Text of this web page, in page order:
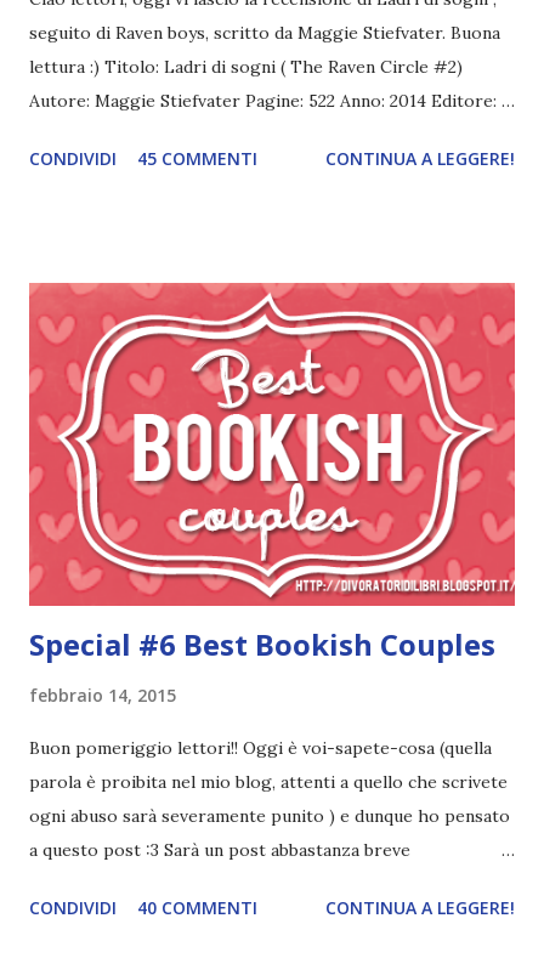
seguito di Raven boys, scritto da Maggie Stiefvater. Buona
lettura :) Titolo: Ladri di sogni ( The Raven Circle #2)
Autore: Maggie Stiefvater Pagine: 522 Anno: 2014 Editore:
risvegliata e la sua energia affiora. I ragazzi corvo, un
Con loro c’è Blue, che vive in una famiglia di veggenti tutta
al femminile. A lei è stato predetto più volte che quando
bacerà il ragazzo di cui sarà davvero innamorata, questi
morirà. Sulle prime sembra che il suo cuore batta per
Adam, ma forse è Gansey quello che ama davvero… Intanto
Ronan s’inoltra nei suoi sogni, da cui può uscire di tutto.
Del resto è uno che ama sfidare il pericolo. Mentre il
tormentato Adam, con un passato pesante alle spalle, s’ino...
CONDIVIDI 45 COMMENTI CONTINUA A LEGGERE!
Special #6 Best Bookish Couples
febbraio 14, 2015
Buon pomeriggio lettori!! Oggi è voi-sapete-cosa (quella
parola è proibita nel mio blog, attenti a quello che scrivete
ogni abuso sarà severamente punito ) e dunque ho pensato
a questo post :3 Sarà un post abbastanza breve
libresche preferite ♥ 1. The Fault in our Augustus stars
CONDIVIDI 40 COMMENTI CONTINUA A LEGGERE!